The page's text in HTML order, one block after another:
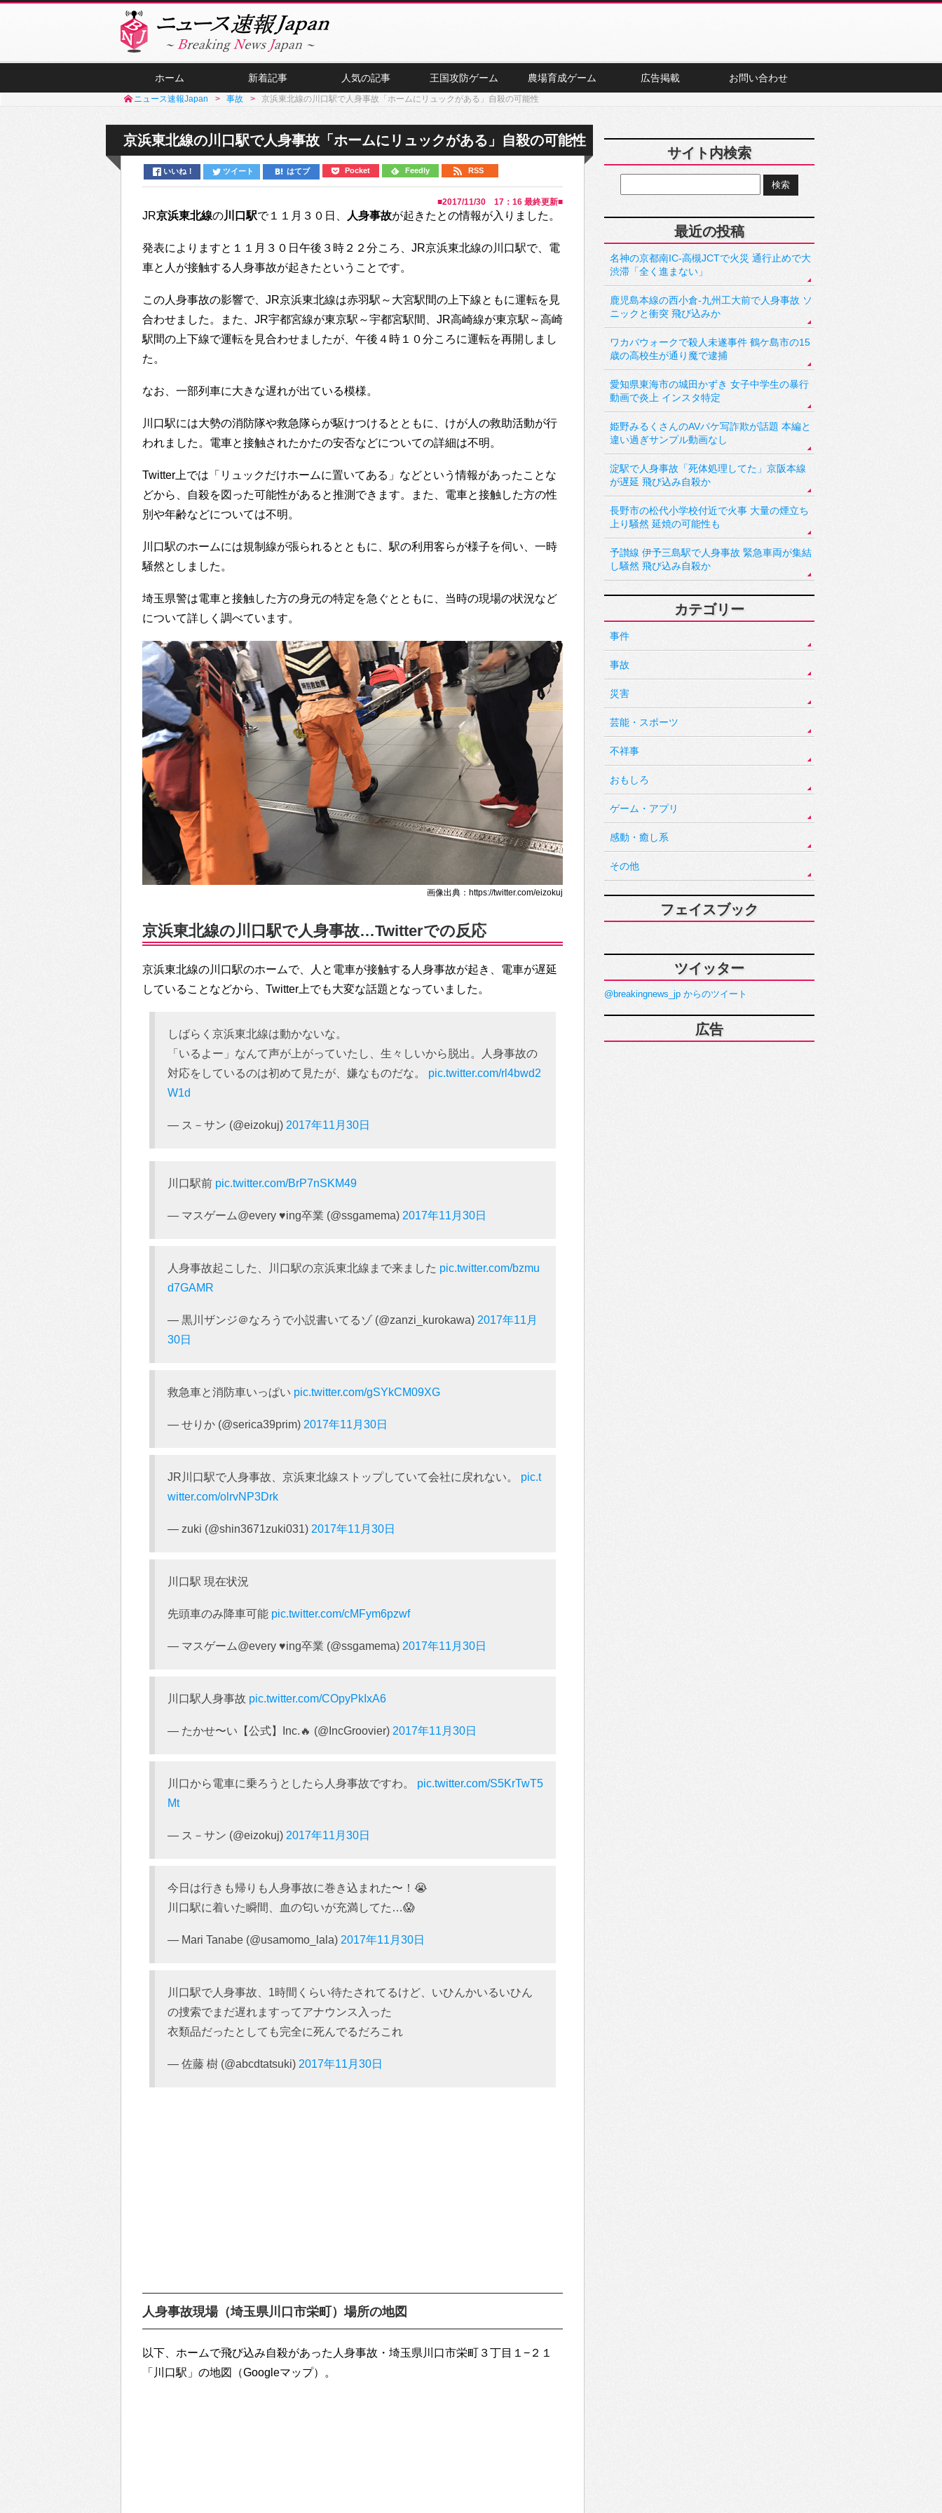
ホーム 新着記事 人気の記事 王国攻防ゲーム 農場育成ゲーム 広告掲載 お問い合わせ
ニュース速報Japan 事故 京浜東北線の川口駅で人身事故「ホームにリュックがある」自殺の可能性
京浜東北線の川口駅で人身事故「ホームにリュックがある」自殺の可能性
いいね！ ツイート はてブ Pocket Feedly RSS
■2017/11/30 17：16 最終更新■
JR京浜東北線の川口駅で１１月３０日、 人身事故が起きたとの情報が入りました。
発表によりますと１１月３０日午後３時２２分ころ、JR京浜東北線の川口駅で、電
車と人が接触する人身事故が起きたということです。
この人身事故の影響で、JR京浜東北線は赤羽駅～大宮駅間の上下線ともに運転を見
合わせました。また、JR宇都宮線が東京駅～宇都宮駅間、JR高崎線が東京駅～高崎
駅間の上下線で運転を見合わせましたが、午後４時１０分ころに運転を再開しまし
た。
なお、一部列車に大きな遅れが出ている模様。
川口駅には大勢の消防隊や救急隊らが駆けつけるとともに、けが人の救助活動が行
われました。電車と接触されたかたの安否などについての詳細は不明。
Twitter上では「リュックだけホームに置いてある」などという情報があったことな
どから、自殺を図った可能性があると推測できます。また、電車と接触した方の性
別や年齢などについては不明。
川口駅のホームには規制線が張られるとともに、駅の利用客らが様子を伺い、一時
騒然としました。
埼玉県警は電車と接触した方の身元の特定を急ぐとともに、当時の現場の状況など
について詳しく調べています。
画像出典：https://twitter.com/eizokuj
京浜東北線の川口駅で人身事故…Twitterでの反応
京浜東北線の川口駅のホームで、人と電車が接触する人身事故が起き、電車が遅延
していることなどから、Twitter上でも大変な話題となっていました。
しばらく京浜東北線は動かないな。
「いるよー」なんて声が上がっていたし、生々しいから脱出。人身事故の
対応をしているのは初めて見たが、嫌なものだな。 pic.twitter.com/rl4bwd2
W1d
— ス－サン (@eizokuj) 2017年11月30日
川口駅前 pic.twitter.com/BrP7nSKM49
— マスゲーム@every ♥ing卒業 (@ssgamema) 2017年11月30日
人身事故起こした、川口駅の京浜東北線まで来ました pic.twitter.com/bzmu
d7GAMR
— 黒川ザンジ＠なろうで小説書いてるゾ (@zanzi_kurokawa) 2017年11月
30日
救急車と消防車いっぱい pic.twitter.com/gSYkCM09XG
— せりか (@serica39prim) 2017年11月30日
JR川口駅で人身事故、京浜東北線ストップしていて会社に戻れない。 pic.t
witter.com/olrvNP3Drk
— zuki (@shin3671zuki031) 2017年11月30日
川口駅 現在状況
先頭車のみ降車可能 pic.twitter.com/cMFym6pzwf
— マスゲーム@every ♥ing卒業 (@ssgamema) 2017年11月30日
川口駅人身事故 pic.twitter.com/COpyPkIxA6
— たかせ〜い【公式】Inc.🔥 (@IncGroovier) 2017年11月30日
川口から電車に乗ろうとしたら人身事故ですわ。 pic.twitter.com/S5KrTwT5
Mt
— ス－サン (@eizokuj) 2017年11月30日
今日は行きも帰りも人身事故に巻き込まれた〜！😭
川口駅に着いた瞬間、血の匂いが充満してた…😱
— Mari Tanabe (@usamomo_lala) 2017年11月30日
川口駅で人身事故、1時間くらい待たされてるけど、いひんかいるいひん
の捜索でまだ遅れますってアナウンス入った
衣類品だったとしても完全に死んでるだろこれ
— 佐藤 樹 (@abcdtatsuki) 2017年11月30日
人身事故現場（埼玉県川口市栄町）場所の地図
以下、ホームで飛び込み自殺があった人身事故・埼玉県川口市栄町３丁目１−２１
「川口駅」の地図（Googleマップ）。
サイト内検索
最近の投稿
名神の京都南IC-高槻JCTで火災 通行止めで大
渋滞「全く進まない」
鹿児島本線の西小倉-九州工大前で人身事故 ソ
ニックと衝突 飛び込みか
ワカバウォークで殺人未遂事件 鶴ケ島市の15
歳の高校生が通り魔で逮捕
愛知県東海市の城田かずき 女子中学生の暴行
動画で炎上 インスタ特定
姫野みるくさんのAVパケ写詐欺が話題 本編と
違い過ぎサンプル動画なし
淀駅で人身事故「死体処理してた」京阪本線
が遅延 飛び込み自殺か
長野市の松代小学校付近で火事 大量の煙立ち
上り騒然 延焼の可能性も
予讃線 伊予三島駅で人身事故 緊急車両が集結
し騒然 飛び込み自殺か
カテゴリー
事件
事故
災害
芸能・スポーツ
不祥事
おもしろ
ゲーム・アプリ
感動・癒し系
その他
フェイスブック
ツイッター
@breakingnews_jp からのツイート
広告